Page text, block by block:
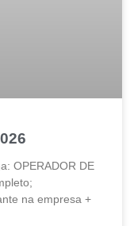
OPERADOR DE
na empresa +